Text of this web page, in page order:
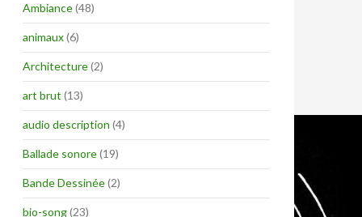
Ambiance(48)
animaux(6)
Architecture(2)
art brut (13)
audio description (4)
Ballade sonore(19)
Bande Dessinée(2)
bio-song(23)